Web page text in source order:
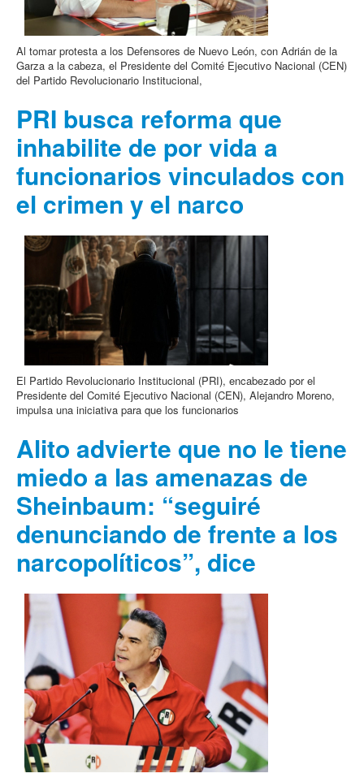
Al tomar protesta a los Defensores de Nuevo León, con Adrián de la
Garza a la cabeza, el Presidente del Comité Ejecutivo Nacional (CEN)
del Partido Revolucionario Institucional,
PRI busca reforma que
inhabilite de por vida a
funcionarios vinculados con
el crimen y el narco
El Partido Revolucionario Institucional (PRI), encabezado por el
Presidente del Comité Ejecutivo Nacional (CEN), Alejandro Moreno,
impulsa una iniciativa para que los funcionarios
Alito advierte que no le tiene
miedo a las amenazas de
Sheinbaum: “seguiré
denunciando de frente a los
narcopolíticos”, dice